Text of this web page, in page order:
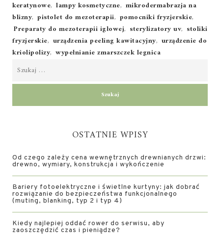
keratynowe, lampy kosmetyczne, mikrodermabrazja na
blizny, pistolet do mezoterapii, pomocniki fryzjerskie,
Preparaty do mezoterapii igłowej, sterylizatory uv, stoliki
fryzjerskie, urządzenia peeling kawitacyjny, urządzenie do
kriolipolizy, wypełnianie zmarszczek legnica
OSTATNIE WPISY
Od czego zależy cena wewnętrznych drewnianych drzwi:
drewno, wymiary, konstrukcja i wykończenie
Bariery fotoelektryczne i świetlne kurtyny: jak dobrać
rozwiązanie do bezpieczeństwa funkcjonalnego
(muting, blanking, typ 2 i typ 4)
Kiedy najlepiej oddać rower do serwisu, aby
zaoszczędzić czas i pieniądze?